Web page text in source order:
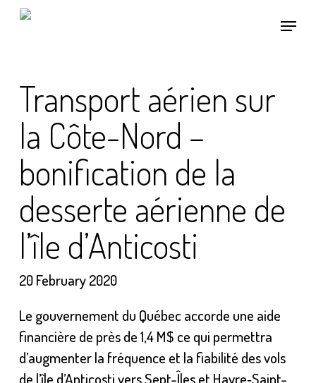
Skip
Menu
Transport aérien sur
la Côte-Nord –
bonification de la
desserte aérienne de
l’île d’Anticosti
20 February 2020
Le gouvernement du Québec accorde une aide
financière de près de 1,4 M$ ce qui permettra
d’augmenter la fréquence et la fiabilité des vols
de l’île d’Anticosti vers Sept-Îles et Havre‑Saint-